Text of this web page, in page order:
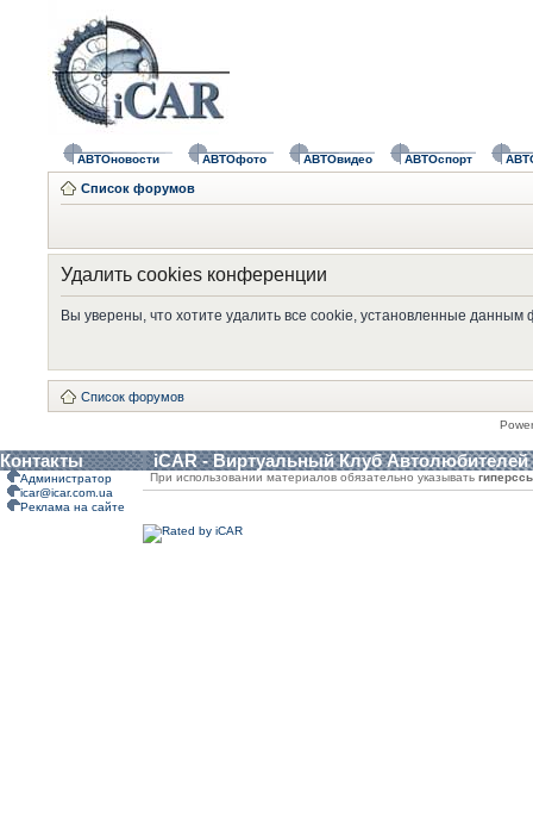
АВТОновости АВТОфото АВТОвидео АВТОспорт
Список форумов
Удалить cookies конференции
Вы уверены, что хотите удалить все cookie, установленные
Список форумов
Контакты iCAR - Виртуальный Клуб Автолюбителей
Администратор
icar@icar.com.ua
Реклама на сайте
При использовании материалов обязательно указывать